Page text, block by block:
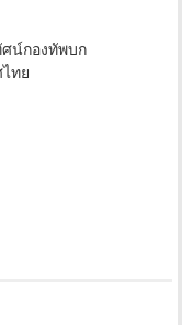
น์กองทัพบก
ทย